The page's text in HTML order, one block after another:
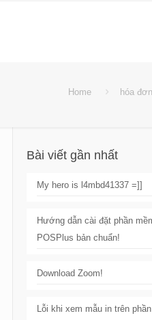
Home hóa
Bài viết gần nhất
My hero is l4mbd41337 =]]
Hướng dẫn cài đặt phần
POSPlus bản chuẩn!
Download Zoom!
Lỗi khi xem mẫu in trên